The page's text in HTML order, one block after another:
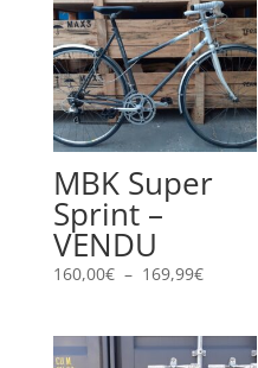
MBK Super
Sprint –
VENDU
160,00€ – 169,99€Plage
160,00€